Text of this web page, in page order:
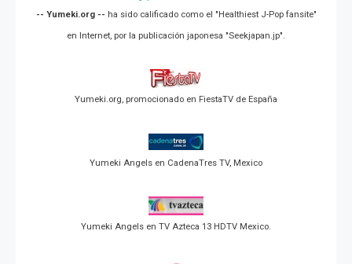
-- Yumeki.org -- ha sido calificado como el "Healthiest J-Pop fansite"
en Internet, por la publicación japonesa "Seekjapan.jp".
Yumeki.org, promocionado en FiestaTV de España
Yumeki Angels en CadenaTres TV, Mexico
Yumeki Angels en TV Azteca 13 HDTV Mexico.